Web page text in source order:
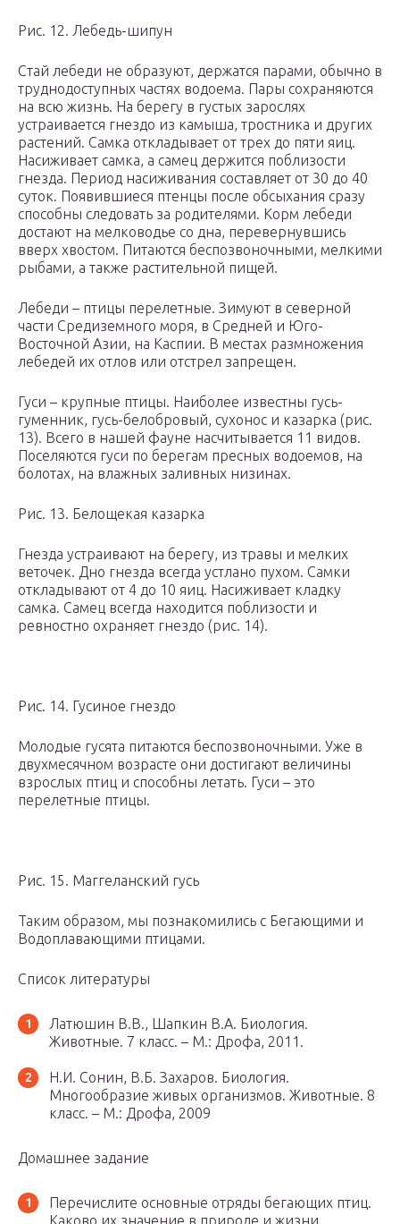
Рис. 12. Лебедь-шипун
Стай лебеди не образуют, держатся парами, обычно в
труднодоступных частях водоема. Пары сохраняются
на всю жизнь. На берегу в густых зарослях
устраивается гнездо из камыша, тростника и других
растений. Самка откладывает от трех до пяти яиц.
Насиживает самка, а самец держится поблизости
гнезда. Период насиживания составляет от 30 до 40
суток. Появившиеся птенцы после обсыхания сразу
способны следовать за родителями. Корм лебеди
достают на мелководье со дна, перевернувшись
вверх хвостом. Питаются беспозвоночными, мелкими
рыбами, а также растительной пищей.
Лебеди – птицы перелетные. Зимуют в северной
части Средиземного моря, в Средней и Юго-
Восточной Азии, на Каспии. В местах размножения
лебедей их отлов или отстрел запрещен.
Гуси – крупные птицы. Наиболее известны гусь-
гуменник, гусь-белобровый, сухонос и казарка (рис.
13). Всего в нашей фауне насчитывается 11 видов.
Поселяются гуси по берегам пресных водоемов, на
болотах, на влажных заливных низинах.
Рис. 13. Белощекая казарка
Гнезда устраивают на берегу, из травы и мелких
веточек. Дно гнезда всегда устлано пухом. Самки
откладывают от 4 до 10 яиц. Насиживает кладку
самка. Самец всегда находится поблизости и
ревностно охраняет гнездо (рис. 14).
Рис. 14. Гусиное гнездо
Молодые гусята питаются беспозвоночными. Уже в
двухмесячном возрасте они достигают величины
взрослых птиц и способны летать. Гуси – это
перелетные птицы.
Рис. 15. Маггеланский гусь
Таким образом, мы познакомились с Бегающими и
Водоплавающими птицами.
Список литературы
Латюшин В.В., Шапкин В.А. Биология.
Животные. 7 класс. – М.: Дрофа, 2011.
Н.И. Сонин, В.Б. Захаров. Биология.
Многообразие живых организмов. Животные. 8
класс. – М.: Дрофа, 2009
Домашнее задание
Перечислите основные отряды бегающих птиц.
Каково их значение в природе и жизни